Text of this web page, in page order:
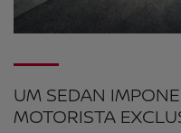
UM SEDAN
MOTORISTA